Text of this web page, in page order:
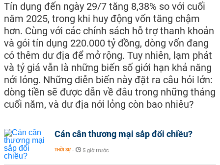
Tín dụng đến ngày 29/7 tăng 8,38% so với cuối
năm 2025, trong khi huy động vốn tăng chậm
hơn. Cùng với các chính sách hỗ trợ thanh khoản
và gói tín dụng 220.000 tỷ đồng, dòng vốn đang
có thêm dư địa để mở rộng. Tuy nhiên, lạm phát
và tỷ giá vẫn là những biến số giới hạn khả năng
nới lỏng. Những diễn biến này đặt ra câu hỏi lớn:
dòng tiền sẽ được dẫn về đâu trong những tháng
cuối năm, và dư địa nới lỏng còn bao nhiêu?
Cán cân thương mại sắp đổi chiều?
THỜI SỰ - 5 giờ trước